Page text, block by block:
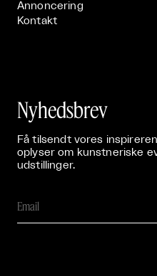
Annoncering
Kontakt
Nyhedsbrev
Få tilsendt vores
oplyser om kunstneriske
udstillinger.